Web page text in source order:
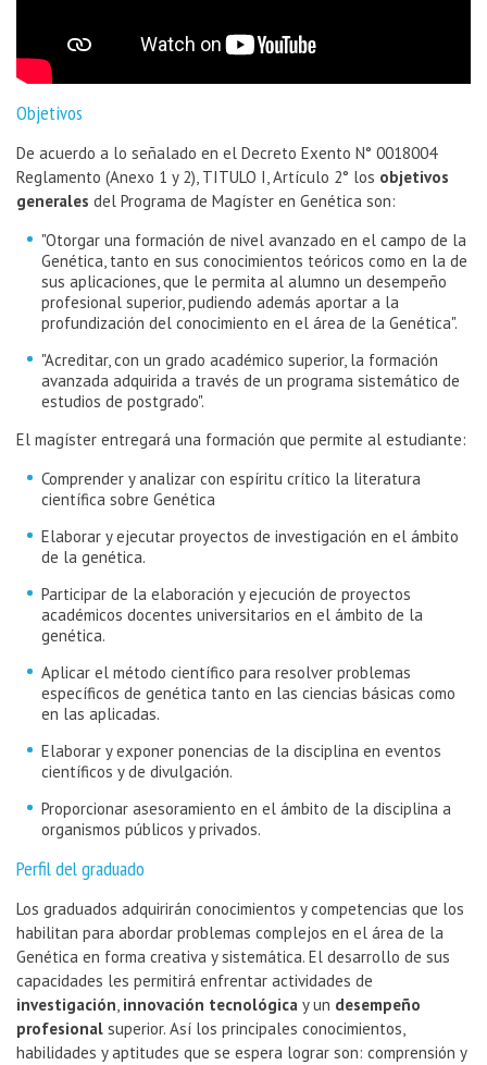
Objetivos
De acuerdo a lo señalado en el Decreto Exento N° 0018004
Reglamento (Anexo 1 y 2), TITULO I, Artículo 2° los objetivos
generales del Programa de Magíster en Genética son:
"Otorgar una formación de nivel avanzado en el campo de la
Genética, tanto en sus conocimientos teóricos como en la de
sus aplicaciones, que le permita al alumno un desempeño
profesional superior, pudiendo además aportar a la
profundización del conocimiento en el área de la Genética".
"Acreditar, con un grado académico superior, la formación
avanzada adquirida a través de un programa sistemático de
estudios de postgrado".
El magíster entregará una formación que permite al estudiante:
Comprender y analizar con espíritu crítico la literatura
científica sobre Genética
Elaborar y ejecutar proyectos de investigación en el ámbito
de la genética.
Participar de la elaboración y ejecución de proyectos
académicos docentes universitarios en el ámbito de la
genética.
Aplicar el método científico para resolver problemas
específicos de genética tanto en las ciencias básicas como
en las aplicadas.
Elaborar y exponer ponencias de la disciplina en eventos
científicos y de divulgación.
Proporcionar asesoramiento en el ámbito de la disciplina a
organismos públicos y privados.
Perfil del graduado
Los graduados adquirirán conocimientos y competencias que los
habilitan para abordar problemas complejos en el área de la
Genética en forma creativa y sistemática. El desarrollo de sus
capacidades les permitirá enfrentar actividades de
investigación, innovación tecnológica y un desempeño
profesional superior. Así los principales conocimientos,
habilidades y aptitudes que se espera lograr son: comprensión y